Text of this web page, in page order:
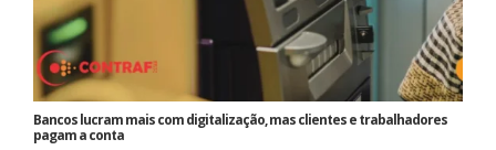
Bancos lucram mais com digitalização, mas clientes e trabalhadores
pagam a conta